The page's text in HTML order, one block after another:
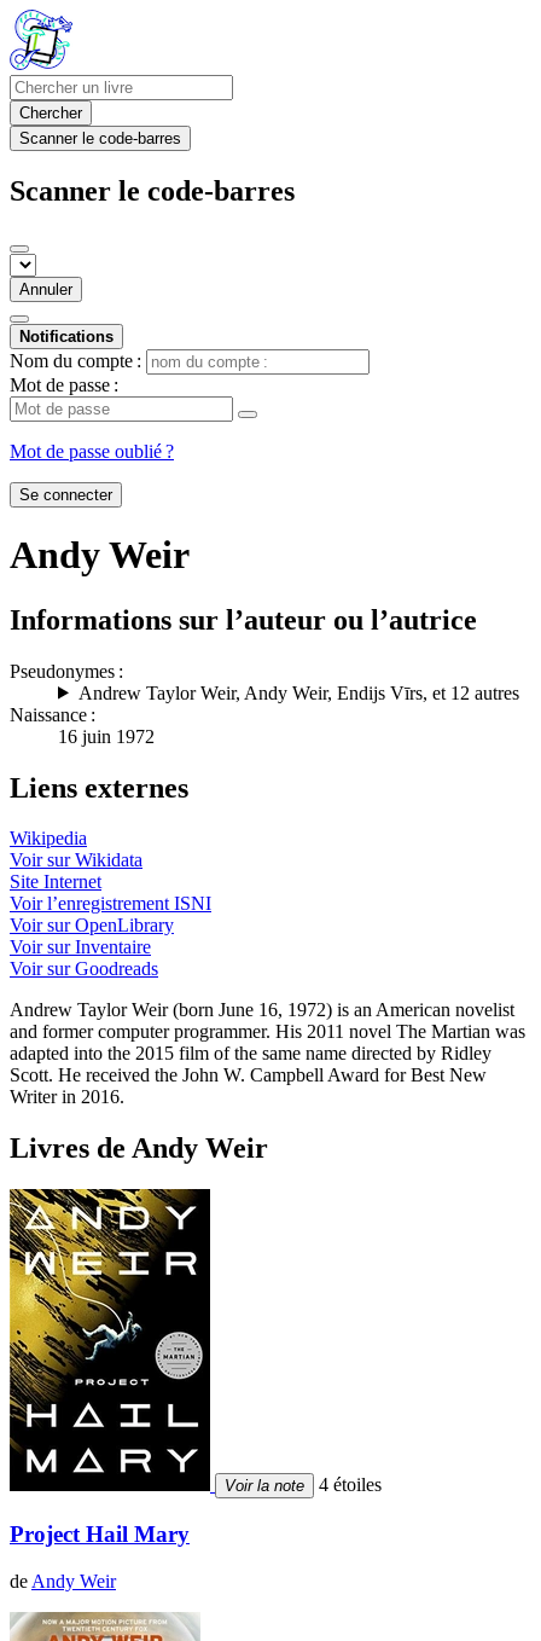
Chercher
Scanner le code-barres
Scanner le code-barres
Annuler
Notifications
Nom du compte :
Mot de passe :
Mot de passe oublié ?
Se connecter
Andy Weir
Informations sur l’auteur ou l’autrice
Pseudonymes :
Andrew Taylor Weir, Andy Weir, Endijs Vīrs, et 12 autres
Naissance :
16 juin 1972
Liens externes
Wikipedia
Voir sur Wikidata
Site Internet
Voir l’enregistrement ISNI
Voir sur OpenLibrary
Voir sur Inventaire
Voir sur Goodreads
Andrew Taylor Weir (born June 16, 1972) is an American novelist
and former computer programmer. His 2011 novel The Martian was
adapted into the 2015 film of the same name directed by Ridley
Scott. He received the John W. Campbell Award for Best New
Writer in 2016.
Livres de Andy Weir
Voir la note 4 étoiles
Project Hail Mary
de Andy Weir